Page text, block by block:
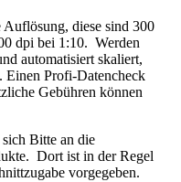
diese sind 300
dpi bei 1:10. Werden
automatisiert skaliert,
Einen Profi-Datencheck
Gebühren können
Bitte an die
Dort ist in der Regel
vorgegeben.